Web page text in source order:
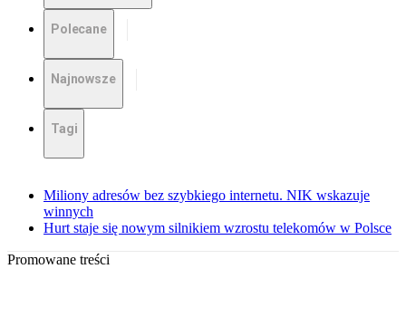
Polecane
Najnowsze
Tagi
Miliony adresów bez szybkiego internetu. NIK wskazuje
winnych
Hurt staje się nowym silnikiem wzrostu telekomów w Polsce
Promowane treści